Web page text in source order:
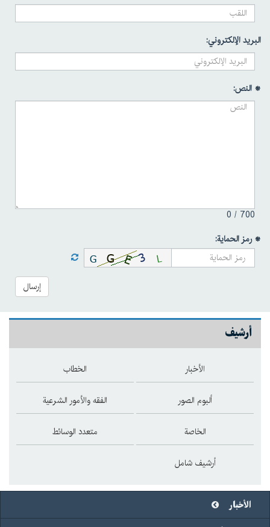
البريد الإلكتروني:
* النص:
700 /
0
* رمز الحماية:
إرسال
أرشيف
الأخبار الخطاب
ألبوم الصور الفقه والأمور الشرعية
الخاصة متعدد الوسائط
أرشيف شامل
الأخبار